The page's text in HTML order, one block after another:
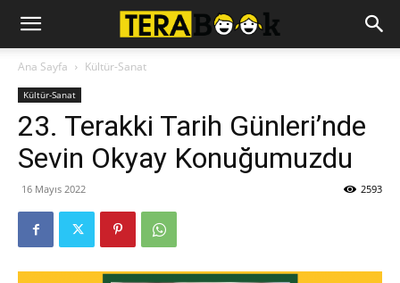
Ana Sayfa Kültür-Sanat
Kültür-Sanat
23. Terakki Tarih Günleri’nde
Sevin Okyay Konuğumuzdu
16 Mayıs 2022 2593